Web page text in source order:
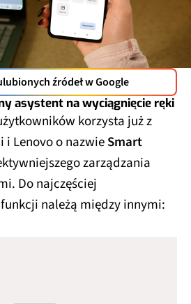
źródeł w Google
asystent na wyciągnięcie ręki
korzysta już z
Lenovo o nazwieSmart
zarządzania
Do najczęściej
należą między innymi: